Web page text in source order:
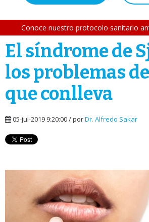
Conoce nuestro protocolo sanitario
El síndrome de
los problemas
que conlleva
05-jul-2019 9:20:00 / porDr. Alfredo Sakar